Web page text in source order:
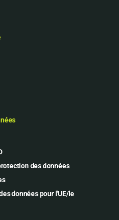
des données
données pour l'UE/le